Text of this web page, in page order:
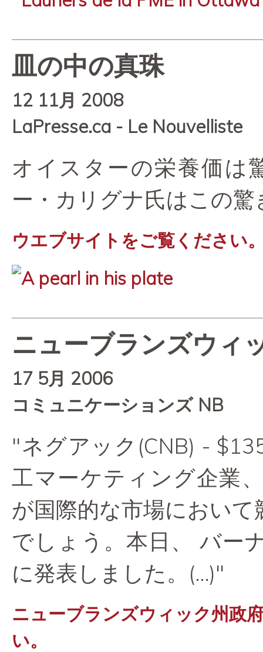
皿の中の真珠
12 11月 2008
LaPresse.ca - Le Nouvelliste
オイスターの栄養価は
ー・カリグナ氏はこの
ウエブサイトをご覧ください
ニューブランズウィ
17 5月 2006
コミュニケーションズ NB
"ネグアック(CNB) -
工マーケティング企業
が国際的な市場におい
でしょう。本日、 バー
に発表しました。(...)"
ニューブランズウィック州政
い。